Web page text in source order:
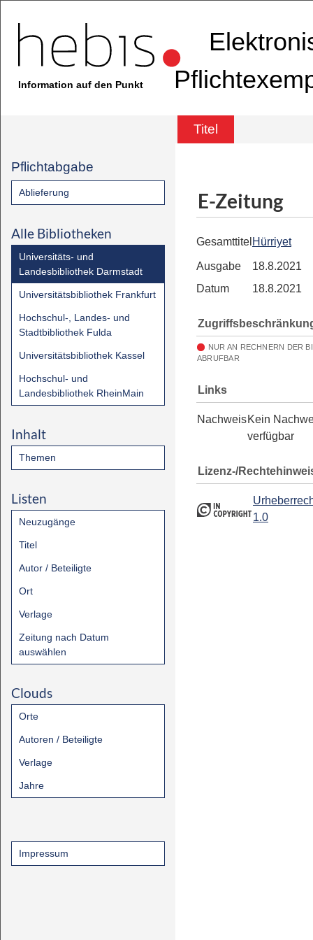
Information auf den Punkt
Titel
Pflichtabgabe
Ablieferung
Alle Bibliotheken
Universitäts- und
Landesbibliothek Darmstadt
Universitätsbibliothek Frankfurt
Hochschul-, Landes- und
Stadtbibliothek Fulda
Universitätsbibliothek Kassel
Hochschul- und
Landesbibliothek RheinMain
Inhalt
Themen
Listen
Neuzugänge
Titel
Autor / Beteiligte
Ort
Verlage
Zeitung nach Datum
auswählen
Clouds
Orte
Autoren / Beteiligte
Verlage
Jahre
Impressum
E-Zeitung
Gesamttitel Hürriyet
Ausgabe
18.8.2021
Datum
18.8.2021
NUR AN RECHNERN DER
ABRUFBAR
Links
NachweisKein
verfügbar
Lizenz-/
1.0